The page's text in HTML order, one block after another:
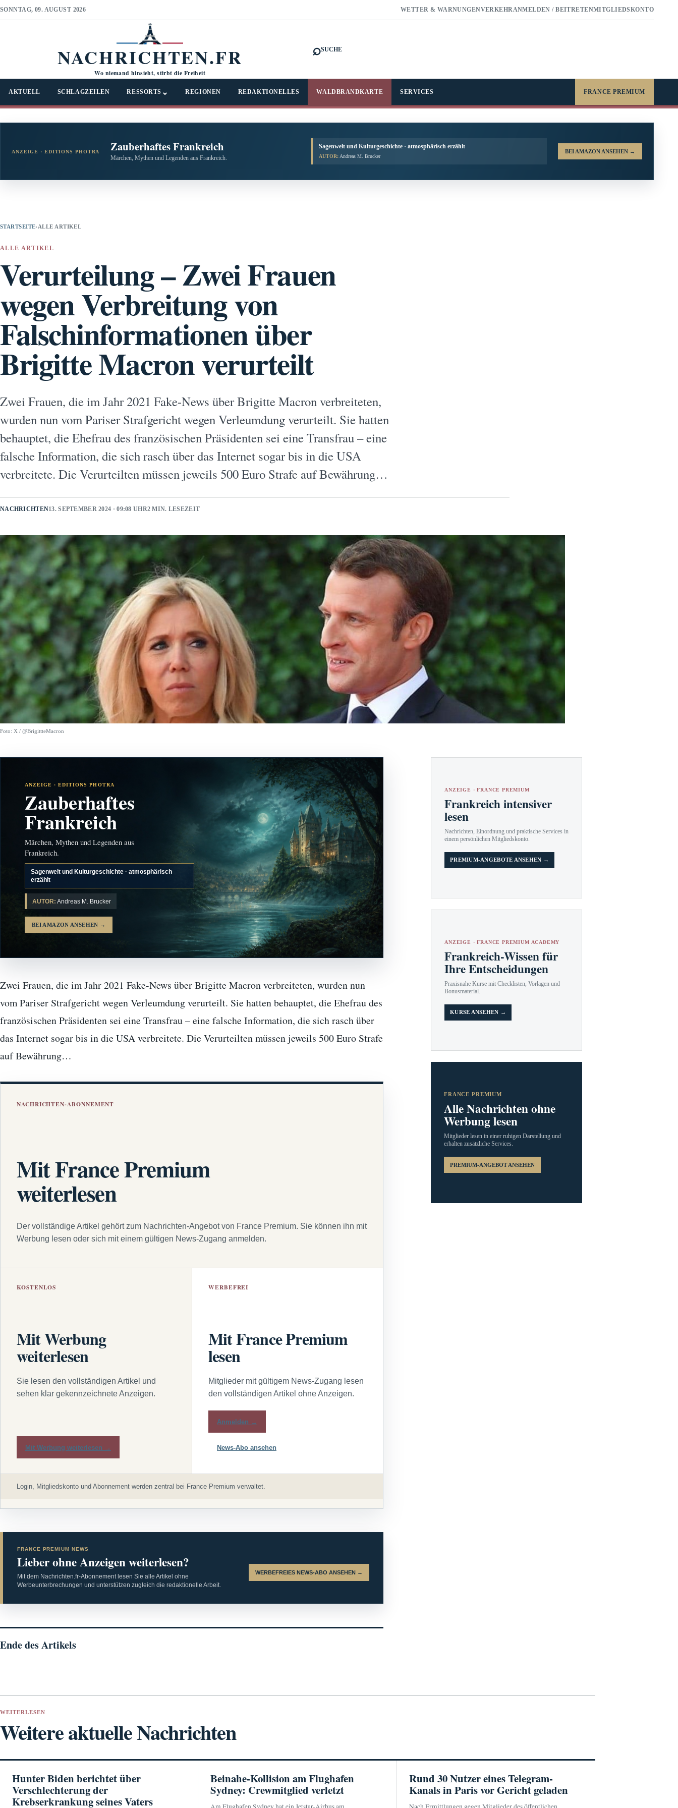
SONNTAG, 09. AUGUST 2026 WETTER & WARNUNGENVERKEHRANMELDEN / BEITRETENMITGLIEDSKONTO
NACHRICHTEN.FR
Wo niemand hinsieht, stirbt die Freiheit
⌕SUCHE
AKTUELL SCHLAGZEILEN RESSORTS ⌄ REGIONEN REDAKTIONELLES WALDBRANDKARTE SERVICES FRANCE PREMIUM
ANZEIGE · EDITIONS PHOTRA Zauberhaftes Frankreich
Märchen, Mythen und Legenden aus Frankreich.
Sagenwelt und Kulturgeschichte · atmosphärisch erzählt
AUTOR:Andreas M. Brucker
BEI AMAZON ANSEHEN →
STARTSEITE› ALLE ARTIKEL
ALLE ARTIKEL
Verurteilung – Zwei Frauen
wegen Verbreitung von
Falschinformationen über
Brigitte Macron verurteilt
Zwei Frauen, die im Jahr 2021 Fake-News über Brigitte Macron verbreiteten,
wurden nun vom Pariser Strafgericht wegen Verleumdung verurteilt. Sie hatten
behauptet, die Ehefrau des französischen Präsidenten sei eine Transfrau – eine
falsche Information, die sich rasch über das Internet sogar bis in die USA
verbreitete. Die Verurteilten müssen jeweils 500 Euro Strafe auf Bewährung…
NACHRICHTEN13. SEPTEMBER 2024 · 09:08 UHR2 MIN. LESEZEIT
Foto: X / @BrigittteMacron
ANZEIGE · EDITIONS PHOTRA
Zauberhaftes
Frankreich
Märchen, Mythen und Legenden aus
Frankreich.
Sagenwelt und Kulturgeschichte · atmosphärisch
erzählt
AUTOR: Andreas M. Brucker
BEI AMAZON ANSEHEN →
Zwei Frauen, die im Jahr 2021 Fake-News über Brigitte Macron verbreiteten, wurden nun
vom Pariser Strafgericht wegen Verleumdung verurteilt. Sie hatten behauptet, die Ehefrau des
französischen Präsidenten sei eine Transfrau – eine falsche Information, die sich rasch über
das Internet sogar bis in die USA verbreitete. Die Verurteilten müssen jeweils 500 Euro Strafe
auf Bewährung…
NACHRICHTEN-ABONNEMENT
Mit France Premium
weiterlesen
Der vollständige Artikel gehört zum Nachrichten-Angebot von France Premium. Sie können ihn mit
Werbung lesen oder sich mit einem gültigen News-Zugang anmelden.
KOSTENLOS
Mit Werbung
weiterlesen
Sie lesen den vollständigen Artikel und
sehen klar gekennzeichnete Anzeigen.
Mit Werbung weiterlesen →
WERBEFREI
Mit France Premium
lesen
Mitglieder mit gültigem News-Zugang lesen
den vollständigen Artikel ohne Anzeigen.
Anmelden →
News-Abo ansehen
Login, Mitgliedskonto und Abonnement werden zentral bei France Premium verwaltet.
FRANCE PREMIUM NEWS
Lieber ohne Anzeigen weiterlesen?
Mit dem Nachrichten.fr-Abonnement lesen Sie alle Artikel ohne
Werbeunterbrechungen und unterstützen zugleich die redaktionelle Arbeit.
WERBEFREIES NEWS-ABO ANSEHEN →
Ende des Artikels
ANZEIGE · FRANCE PREMIUM
Frankreich intensiver
lesen
Nachrichten, Einordnung und praktische Services in
einem persönlichen Mitgliedskonto.
PREMIUM-ANGEBOTE ANSEHEN →
ANZEIGE · FRANCE PREMIUM ACADEMY
Frankreich-Wissen für
Ihre Entscheidungen
Praxisnahe Kurse mit Checklisten, Vorlagen und
Bonusmaterial.
KURSE ANSEHEN →
FRANCE PREMIUM
Alle Nachrichten ohne
Werbung lesen
Mitglieder lesen in einer ruhigen Darstellung und
erhalten zusätzliche Services.
PREMIUM-ANGEBOT ANSEHEN
WEITERLESEN
Weitere aktuelle Nachrichten
Hunter Biden berichtet über
Verschlechterung der
Krebserkrankung seines Vaters
Beinahe-Kollision am Flughafen
Sydney: Crewmitglied verletzt
Rund 30 Nutzer eines Telegram-
Kanals in Paris vor Gericht geladen